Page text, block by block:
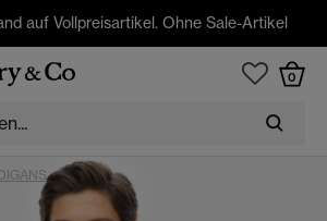
auf Vollpreisartikel. Ohne Sale-Artikel
0